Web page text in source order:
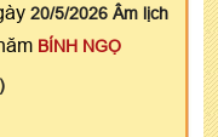
20/5/2026 Âm lịch
năm BÍNH NGỌ